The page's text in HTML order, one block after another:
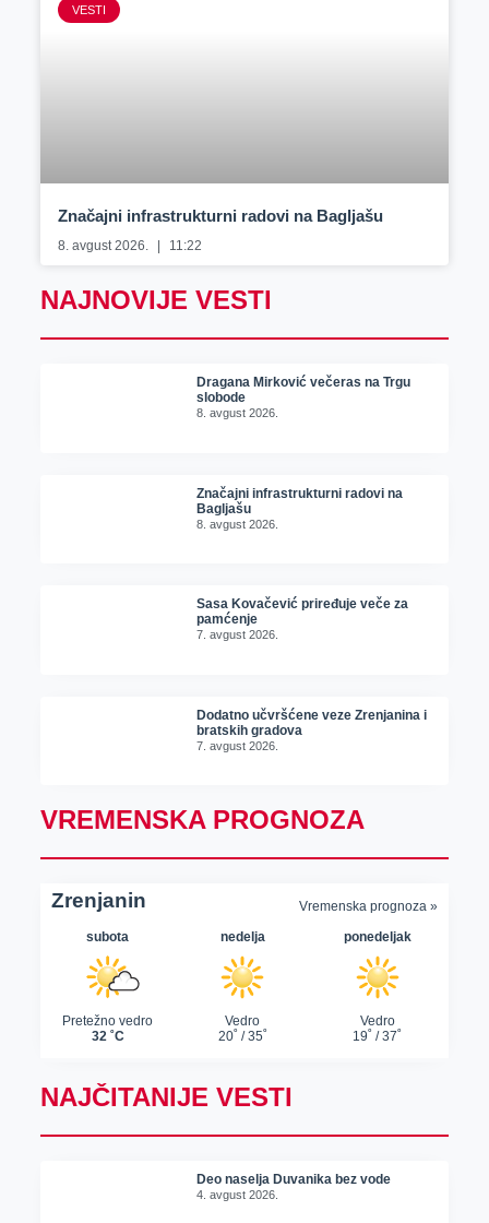
VESTI
Značajni infrastrukturni radovi na Bagljašu
8. avgust 2026. 11:22
NAJNOVIJE VESTI
Dragana Mirković večeras na Trgu
slobode
8. avgust 2026.
Značajni infrastrukturni radovi na
Bagljašu
8. avgust 2026.
Sasa Kovačević priređuje veče za
pamćenje
7. avgust 2026.
Dodatno učvršćene veze Zrenjanina i
bratskih gradova
7. avgust 2026.
VREMENSKA PROGNOZA
NAJČITANIJE VESTI
Deo naselja Duvanika bez vode
4. avgust 2026.